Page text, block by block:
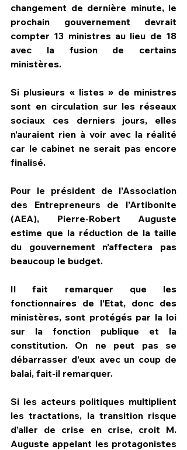
changement de dernière minute, le
prochain gouvernement devrait
compter 13 ministres au lieu de 18
avec la fusion de certains
ministères.
Si plusieurs « listes » de ministres
sont en circulation sur les réseaux
sociaux ces derniers jours, elles
n’auraient rien à voir avec la réalité
car le cabinet ne serait pas encore
finalisé.
Pour le président de l’Association
des Entrepreneurs de l’Artibonite
(AEA), Pierre-Robert Auguste
estime que la réduction de la taille
du gouvernement n’affectera pas
beaucoup le budget.
Il fait remarquer que les
fonctionnaires de l’Etat, donc des
ministères, sont protégés par la loi
sur la fonction publique et la
constitution. On ne peut pas se
débarrasser d’eux avec un coup de
balai, fait-il remarquer.
Si les acteurs politiques multiplient
les tractations, la transition risque
d’aller de crise en crise, croit M.
Auguste appelant les protagonistes